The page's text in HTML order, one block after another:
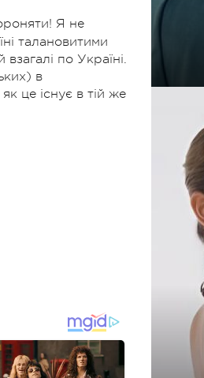
Я не
талановитими
по Україні.
в
це існує в тій же